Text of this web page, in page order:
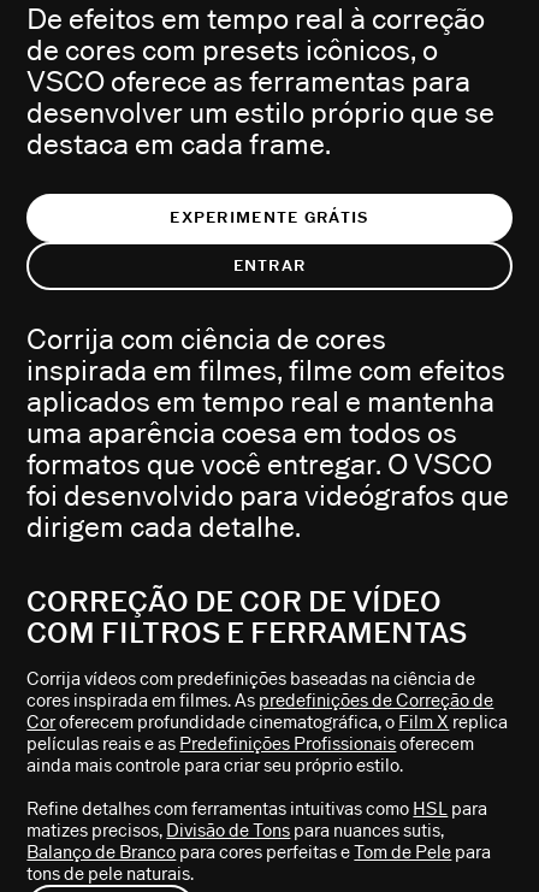
De efeitos em tempo real à correção
de cores com presets icônicos, o
VSCO oferece as ferramentas para
desenvolver um estilo próprio que se
destaca em cada frame.
EXPERIMENTE GRÁTIS
ENTRAR
Corrija com ciência de cores
inspirada em filmes, filme com efeitos
aplicados em tempo real e mantenha
uma aparência coesa em todos os
formatos que você entregar. O VSCO
foi desenvolvido para videógrafos que
dirigem cada detalhe.
CORREÇÃO DE COR DE VÍDEO
COM FILTROS E FERRAMENTAS
Corrija vídeos com predefinições baseadas na ciência de
cores inspirada em filmes. As predefinições de Correção de
Coroferecem profundidade cinematográfica, o Film X replica
películas reais e as Predefinições Profissionaisoferecem
ainda mais controle para criar seu próprio estilo.
Refine detalhes com ferramentas intuitivas como HSL para
matizes precisos, Divisão de Tons para nuances sutis,
Balanço de Branco para cores perfeitas eTom de Pele para
tons de pele naturais.